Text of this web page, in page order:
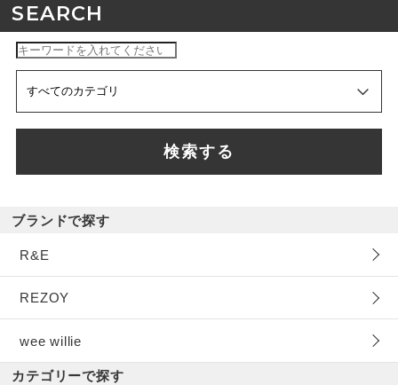
SEARCH
検索する
ブランドで探す
R&E
REZOY
wee willie
カテゴリーで探す